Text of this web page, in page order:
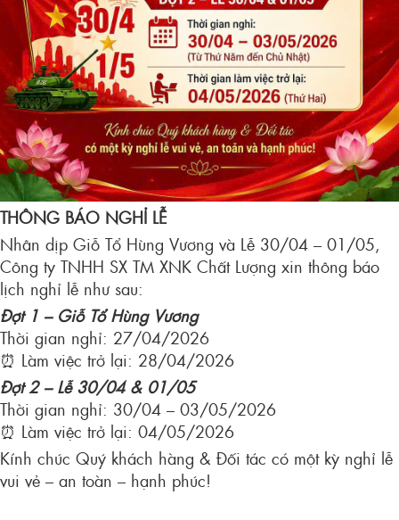
THÔNG BÁO NGHỈ LỄ
Nhân dịp Giỗ Tổ Hùng Vương và Lễ 30/04 – 01/05,
Công ty TNHH SX TM XNK Chất Lượng xin thông báo
lịch nghỉ lễ như sau:
Đợt 1 – Giỗ Tổ Hùng Vương
Thời gian nghỉ: 27/04/2026
⏰ Làm việc trở lại: 28/04/2026
Đợt 2 – Lễ 30/04 & 01/05
Thời gian nghỉ: 30/04 – 03/05/2026
⏰ Làm việc trở lại: 04/05/2026
Kính chúc Quý khách hàng & Đối tác có một kỳ nghỉ lễ
vui vẻ – an toàn – hạnh phúc!